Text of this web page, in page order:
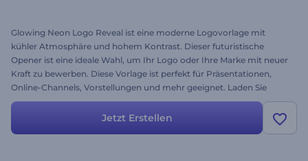
Glowing Neon Logo Reveal ist eine moderne Logovorlage mit
kühler Atmosphäre und hohem Kontrast. Dieser futuristische
Opener ist eine ideale Wahl, um Ihr Logo oder Ihre Marke mit neuer
Kraft zu bewerben. Diese Vorlage ist perfekt für Präsentationen,
Online-Channels, Vorstellungen und mehr geeignet. Laden Sie
einfach Ihr Logo hoch, wählen Sie Ihre Musik und Renderforest
erledigt den Rest. Sie erhalten in wenigen Minuten eine
Logoanimation. Testen Sie noch heute kostenlos.
Jetzt Erstellen